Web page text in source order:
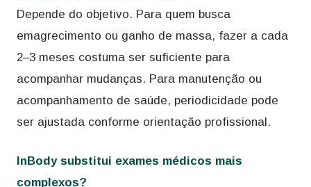
Depende do objetivo. Para quem busca
emagrecimento ou ganho de massa, fazer a cada
2–3 meses costuma ser suficiente para
acompanhar mudanças. Para manutenção ou
acompanhamento de saúde, periodicidade pode
ser ajustada conforme orientação profissional.
InBody substitui exames médicos mais
complexos?